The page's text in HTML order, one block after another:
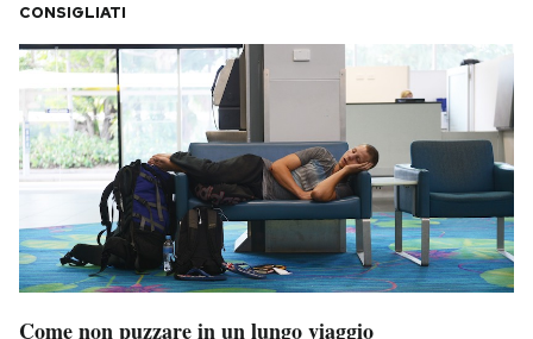
CONSIGLIATI
Come non puzzare in un lungo viaggio